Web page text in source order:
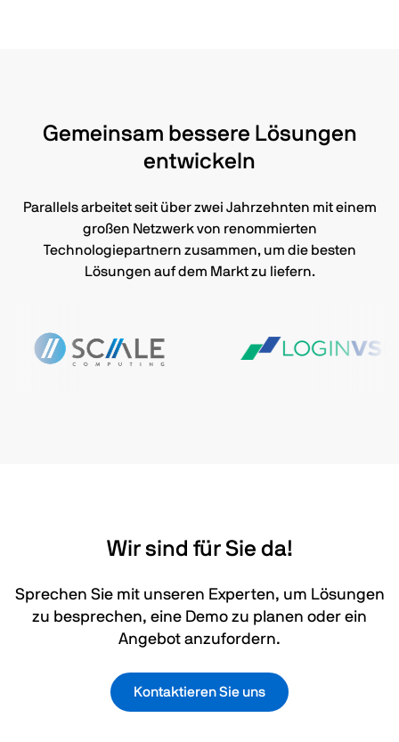
Gemeinsam bessere Lösungen
entwickeln
Parallels arbeitet seit über zwei Jahrzehnten mit einem
großen Netzwerk von renommierten
Technologiepartnern zusammen, um die besten
Lösungen auf dem Markt zu liefern.
Wir sind für Sie da!
Sprechen Sie mit unseren Experten, um Lösungen
zu besprechen, eine Demo zu planen oder ein
Angebot anzufordern.
Kontaktieren Sie uns